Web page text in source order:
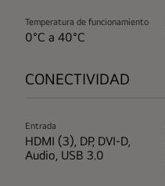
Temperatura de funcionamiento
0°C a 40°C
CONECTIVIDAD
Entrada
HDMI (3), DP, DVI-D,
Audio, USB 3.0